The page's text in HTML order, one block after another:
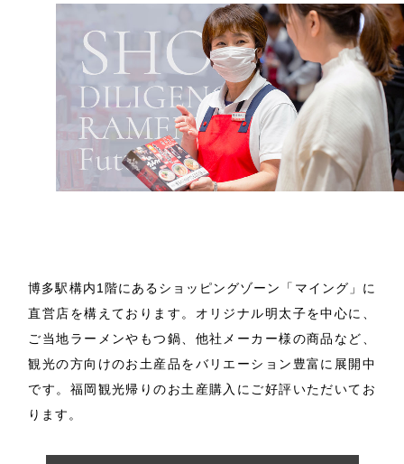
博多駅構内1階にあるショッピングゾーン「マイング」に
直営店を構えております。 オリジナル明太子を中心に、
ご当地ラーメンやもつ鍋、他社メーカー様の商品など、
観光の方向けのお土産品をバリエーション豊富に展開中
です。 福岡観光帰りのお土産購入にご好評いただいてお
ります。